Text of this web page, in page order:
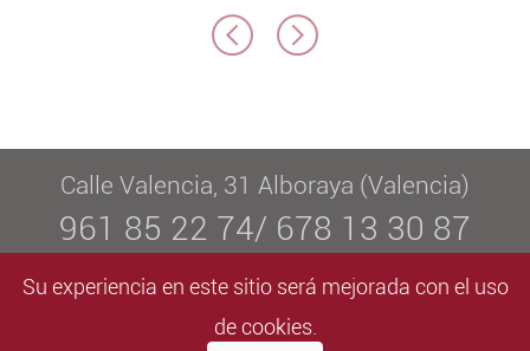
Calle Valencia, 31 Alboraya (Valencia)
961 85 22 74/ 678 13 30 87
info@elvaestetica.com
Su experiencia en este sitio será mejorada con el uso
de cookies.